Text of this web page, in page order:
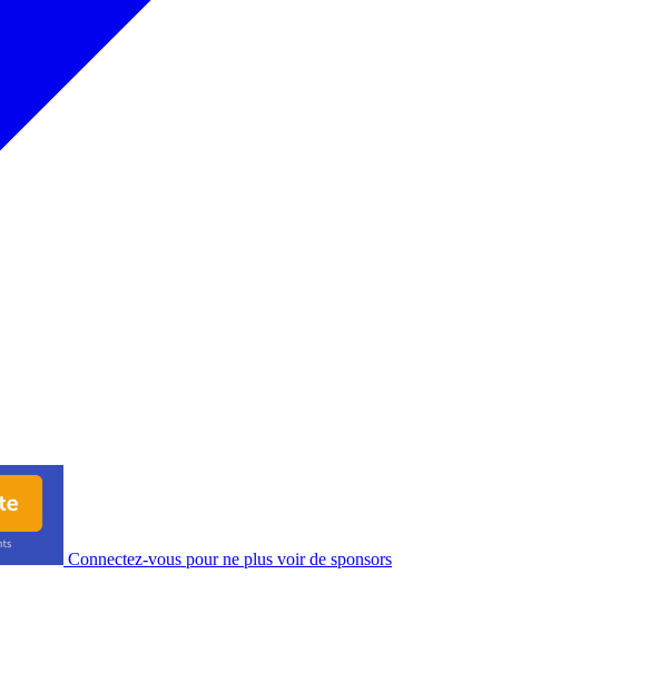
Connectez-vous pour ne plus voir de sponsors